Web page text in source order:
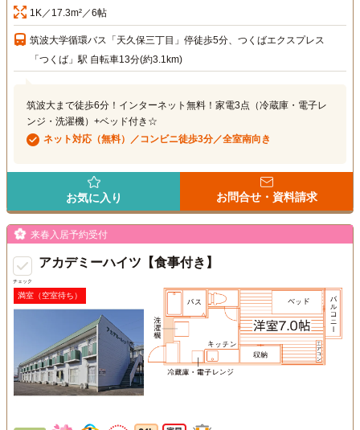
1K／17.3m²／6帖
筑波大学循環バス「天久保三丁目」停徒歩5分、つくばエクスプレス
「つくば」駅 自転車13分(約3.1km)
筑波大まで徒歩6分！インターネット無料！家電3点（冷蔵庫・電子レ
ンジ・洗濯機）+ベッド付き☆
ネット対応（無料）／コンビニ徒歩3分／全室南向き
お気に入り お問合せ・資料請求
チェック
来春入居予約受付
アカデミーハイツ【食事付き】
満室（空室待ち）